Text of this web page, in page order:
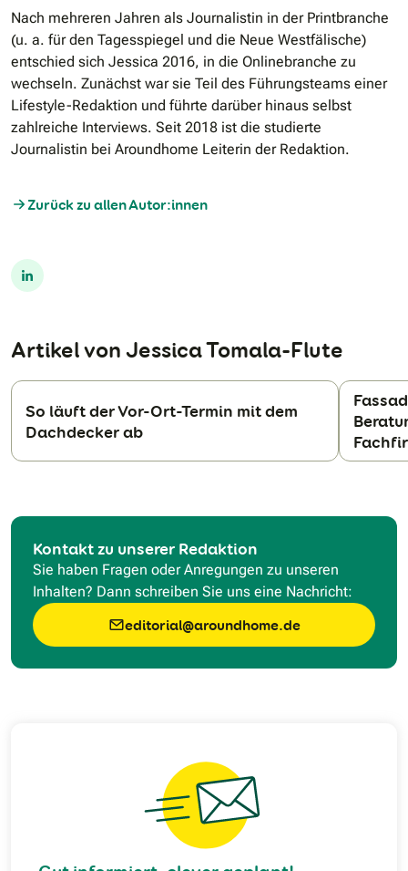
Nach mehreren Jahren als Journalistin in der Printbranche
(u. a. für den Tagesspiegel und die Neue Westfälische)
entschied sich Jessica 2016, in die Onlinebranche zu
wechseln. Zunächst war sie Teil des Führungsteams einer
Lifestyle-Redaktion und führte darüber hinaus selbst
zahlreiche Interviews. Seit 2018 ist die studierte
Journalistin bei Aroundhome Leiterin der Redaktion.
Zurück zu allen Autor:innen
Linkedin Profile
Artikel von Jessica Tomala-Flute
So läuft der Vor-Ort-Termin mit dem
Dachdecker ab
Kontakt zu unserer Redaktion
Sie haben Fragen oder Anregungen zu unseren
Inhalten? Dann schreiben Sie uns eine Nachricht:
editorial@aroundhome.de